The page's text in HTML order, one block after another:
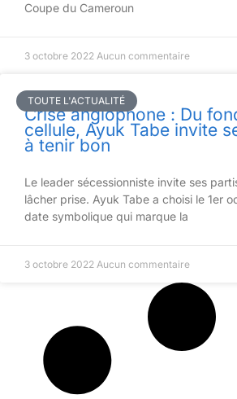
Coupe du Cameroun
3 octobre 2022 Aucun commentaire
TOUTE L'ACTUALITÉ
Crise anglophone : Du
cellule, Ayuk Tabe invite
à tenir bon
Le leader sécessionniste invite ses
lâcher prise. Ayuk Tabe a choisi le 1er
date symbolique qui marque la
3 octobre 2022 Aucun commentaire